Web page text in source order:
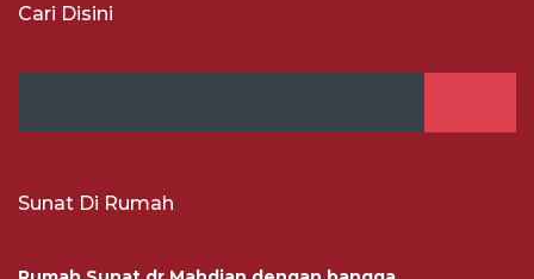
Cari Disini
Sunat Di Rumah